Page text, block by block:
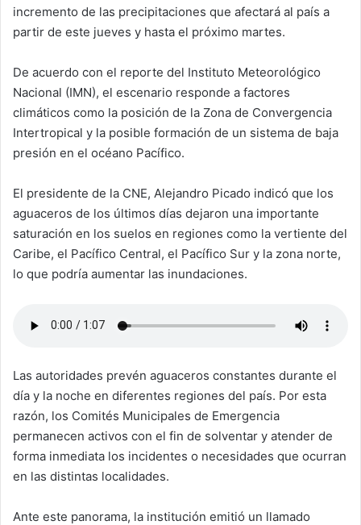
incremento de las precipitaciones que afectará al país a
partir de este jueves y hasta el próximo martes.
De acuerdo con el reporte del Instituto Meteorológico
Nacional (IMN), el escenario responde a factores
climáticos como la posición de la Zona de Convergencia
Intertropical y la posible formación de un sistema de baja
presión en el océano Pacífico.
El presidente de la CNE, Alejandro Picado indicó que los
aguaceros de los últimos días dejaron una importante
saturación en los suelos en regiones como la vertiente del
Caribe, el Pacífico Central, el Pacífico Sur y la zona norte,
lo que podría aumentar las inundaciones.
Las autoridades prevén aguaceros constantes durante el
día y la noche en diferentes regiones del país. Por esta
razón, los Comités Municipales de Emergencia
permanecen activos con el fin de solventar y atender de
forma inmediata los incidentes o necesidades que ocurran
en las distintas localidades.
Ante este panorama, la institución emitió un llamado